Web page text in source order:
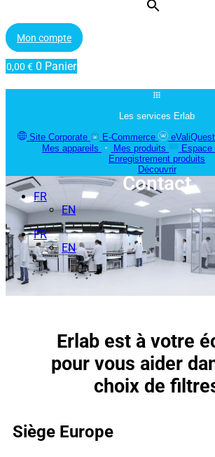
Mon compte
0,00 € 0 Panier
Les services Erlab
Site Corporate
E-Commerce eValiQuest
Mes appareils
Mes produits
Espace
Enregistrement produits
Découvrir
FR
EN
FR
EN
Contact
Erlab est à votre
pour vous aider
choix de
Siège Europe